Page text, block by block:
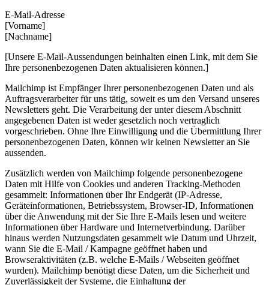
E-Mail-Adresse
[Vorname]
[Nachname]
[Unsere E-Mail-Aussendungen beinhalten einen Link, mit dem Sie
Ihre personenbezogenen Daten aktualisieren können.]
Mailchimp ist Empfänger Ihrer personenbezogenen Daten und als
Auftragsverarbeiter für uns tätig, soweit es um den Versand unseres
Newsletters geht. Die Verarbeitung der unter diesem Abschnitt
angegebenen Daten ist weder gesetzlich noch vertraglich
vorgeschrieben. Ohne Ihre Einwilligung und die Übermittlung Ihrer
personenbezogenen Daten, können wir keinen Newsletter an Sie
aussenden.
Zusätzlich werden von Mailchimp folgende personenbezogene
Daten mit Hilfe von Cookies und anderen Tracking-Methoden
gesammelt: Informationen über Ihr Endgerät (IP-Adresse,
Geräteinformationen, Betriebssystem, Browser-ID, Informationen
über die Anwendung mit der Sie Ihre E-Mails lesen und weitere
Informationen über Hardware und Internetverbindung. Darüber
hinaus werden Nutzungsdaten gesammelt wie Datum und Uhrzeit,
wann Sie die E-Mail / Kampagne geöffnet haben und
Browseraktivitäten (z.B. welche E-Mails / Webseiten geöffnet
wurden). Mailchimp benötigt diese Daten, um die Sicherheit und
Zuverlässigkeit der Systeme, die Einhaltung der